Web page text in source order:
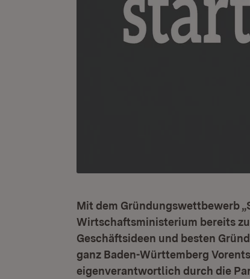
Mit dem Gründungswettbewerb
Wirtschaftsministerium bereits
Geschäftsideen und besten
ganz Baden-Württemberg
eigenverantwortlich durch die